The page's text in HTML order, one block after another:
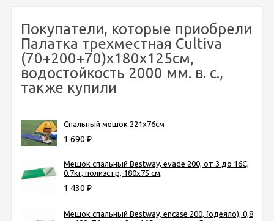
Покупатели, которые приобрели
Палатка трехместная Cultiva
(70+200+70)х180х125см,
водостойкость 2000 мм. в. с.,
также купили
Спальный мешок 221х76см
1 690 ₽
Мешок спальный Bestway, evade 200, от 3 до 16С,
0.7кг, полиэстр, 180x75 см,
1 430 ₽
Мешок спальный Bestway, encase 200, (одеяло), 0,8